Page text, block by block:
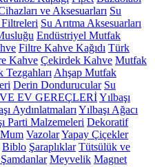
ve Aksesuarları Su
Filtreleri Su Arıtma Aksesuarları
Endüstriyel Mutfak
Filtre Kahve Kağıdı Türk
Kahve Çekirdek Kahve Mutfak
Ahşap Mutfak
Derin Dondurucular Su
EV GEREÇLERİYılbaşı
Aydınlatmaları Yılbaşı Ağacı
Parti Malzemeleri Dekoratif
Mum VazolarYapay Çiçekler
Biblo Şaraplıklar Tütsülük ve
Meyvelik Magnet